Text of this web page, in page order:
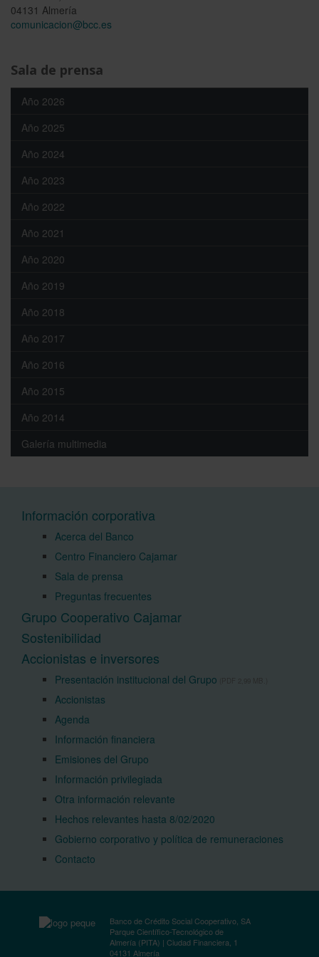
04131 Almería
comunicacion@bcc.es
Sala de prensa
Año 2026
Año 2025
Año 2024
Año 2023
Año 2022
Año 2021
Año 2020
Año 2019
Año 2018
Año 2017
Año 2016
Año 2015
Año 2014
Galería multimedia
Información corporativa
Acerca del Banco
Centro Financiero Cajamar
Sala de prensa
Preguntas frecuentes
Grupo Cooperativo Cajamar
Sostenibilidad
Accionistas e inversores
Presentación institucional del Grupo
Accionistas
Agenda
Información financiera
Emisiones del Grupo
Información privilegiada
Otra información relevante
Hechos relevantes hasta 8/02/2020
Gobierno corporativo y política de remuneraciones
Contacto
Banco de Crédito Social Cooperativo, SA
Parque Científico-Tecnológico de
Almería (PITA) | Ciudad Financiera, 1
04131 Almería